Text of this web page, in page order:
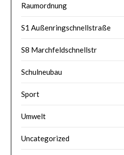
Raumordnung
S1 Außenringschnellstraße
S8 Marchfeldschnellstr
Schulneubau
Sport
Umwelt
Uncategorized